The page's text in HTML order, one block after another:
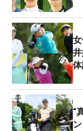
“